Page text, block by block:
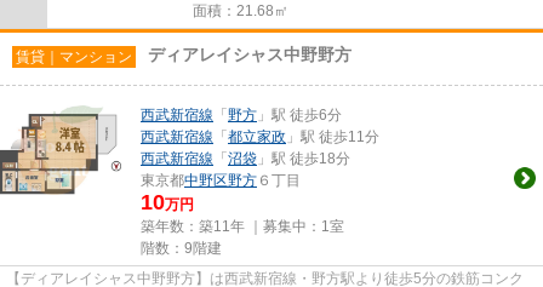
面積：21.68㎡
賃貸｜マンション ディアレイシャス中野野方
西武新宿線 「 野方 」駅 徒歩6分
西武新宿線 「 都立家政 」駅 徒歩11分
西武新宿線 「 沼袋 」駅 徒歩18分
東京都中野区野方 ６丁目
10万円
築年数：築11年 ｜募集中： 1室
階数：9階建
【ディアレイシャス中野野方】は西武新宿線・野方駅より徒歩5分の鉄筋コンク